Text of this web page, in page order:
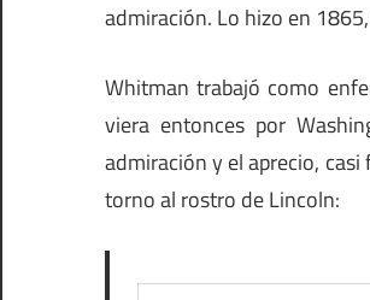
admiración. Lo hizo en
Whitman trabajó como
viera entonces por
admiración y el aprecio,
torno al rostro de Lincoln: